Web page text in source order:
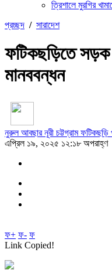
ত্রিশালে মুরগির
প্রচ্ছদ / সারাদেশ
ফটিকছড়িতে সড়ক
মানববন্ধন
নুরুল আবছার নূরী চট্টগ্রাম ফটিকছড়ি
এপ্রিল ১৯, ২০২৫ ১২:১৮ অপরাহ্ণ
ফ+ ফ- ফ
Link Copied!